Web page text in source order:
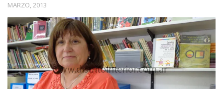
MARZO, 2013